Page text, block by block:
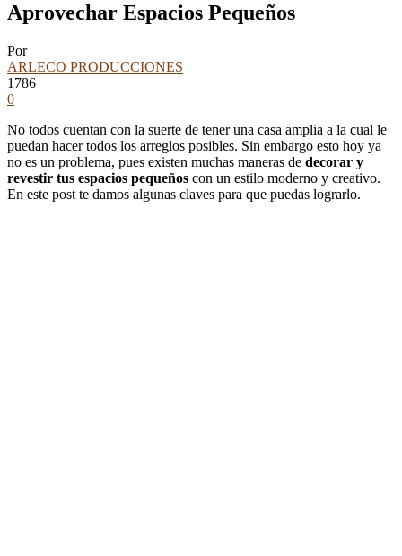
Aprovechar Espacios Pequeños
Por
ARLECO PRODUCCIONES
1786
0
No todos cuentan con la suerte de tener una casa amplia a la cual le
puedan hacer todos los arreglos posibles. Sin embargo esto hoy ya
no es un problema, pues existen muchas maneras de decorar y
revestir tus espacios pequeños con un estilo moderno y creativo.
En este post te damos algunas claves para que puedas lograrlo.